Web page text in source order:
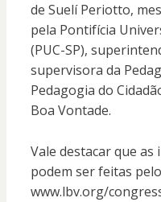
de Suelí Periotto,
pela Pontifícia
(PUC-SP),
supervisora da
Pedagogia do
Boa Vontade.
Vale destacar que
podem ser feitas
www.lbv.org/